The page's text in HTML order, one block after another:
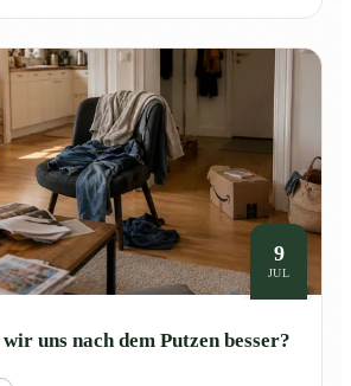
9
JUL
uns nach dem Putzen besser?